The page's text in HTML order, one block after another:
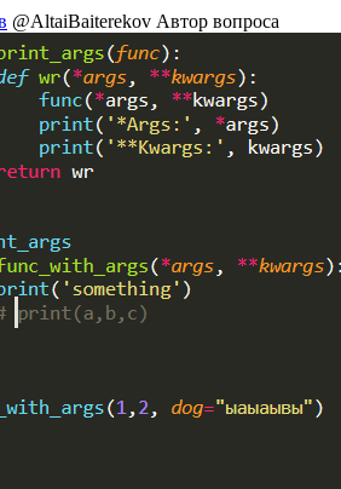
@AltaiBaiterekov Автор вопроса